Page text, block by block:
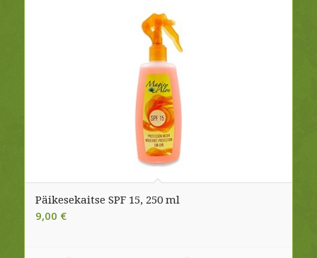
Päikesekaitse SPF 15, 250 ml
9,00 €